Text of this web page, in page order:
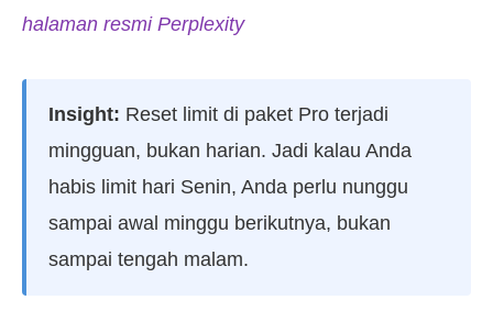
halaman resmi Perplexity
Insight: Reset limit di paket Pro terjadi
mingguan, bukan harian. Jadi kalau Anda
habis limit hari Senin, Anda perlu nunggu
sampai awal minggu berikutnya, bukan
sampai tengah malam.